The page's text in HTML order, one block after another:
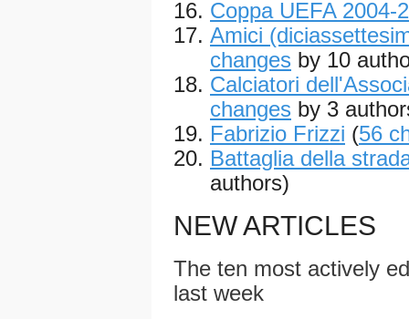
Coppa UEFA 2004-
Amici
changes by 10
Calciatori
changes by 3
Fabrizio Frizzi (56
Battaglia della
authors)
NEW ARTICLES
The ten most actively
last week